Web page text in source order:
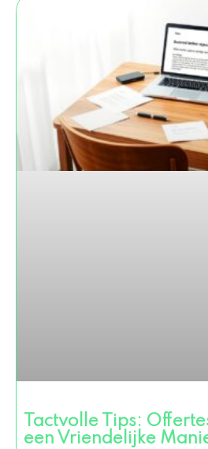
Tactvolle Tips:
een Vriendelijke